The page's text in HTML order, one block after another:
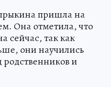
пришла на
Она отметила, что
сейчас, так как
они научились
родственников и